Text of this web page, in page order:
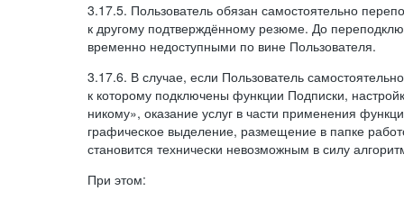
3.17.5. Пользователь обязан самостоятельно
к другому подтверждённому резюме. До
временно недоступными по вине Пользователя.
3.17.6. В случае, если Пользователь
к которому подключены функции Подписки,
никому», оказание услуг в части применения
графическое выделение, размещение в папке
становится технически невозможным в силу
При этом: